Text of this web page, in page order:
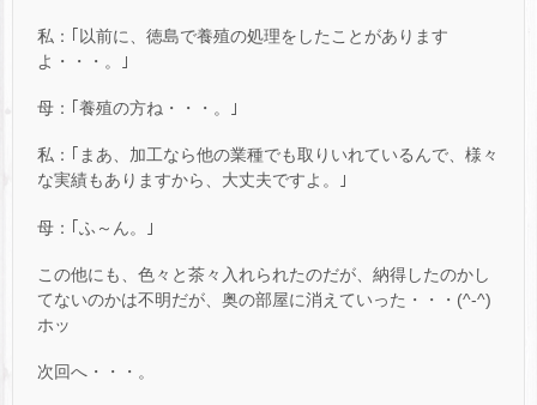
私：｢以前に、徳島で養殖の処理をしたことがあります
よ・・・。｣
母：｢養殖の方ね・・・。｣
私：｢まあ、加工なら他の業種でも取りいれているんで、様々
な実績もありますから、大丈夫ですよ。｣
母：｢ふ～ん。｣
この他にも、色々と茶々入れられたのだが、納得したのかし
てないのかは不明だが、奥の部屋に消えていった・・・(^-^)
ホッ
次回へ・・・。